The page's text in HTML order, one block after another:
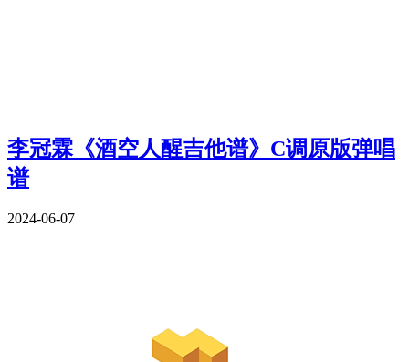
李冠霖《酒空人醒吉他谱》C调原版弹唱
谱
2024-06-07